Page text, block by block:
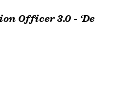
Officer 3.0 - ‘De